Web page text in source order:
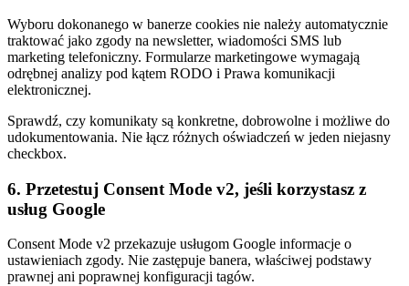
Wyboru dokonanego w banerze cookies nie należy automatycznie
traktować jako zgody na newsletter, wiadomości SMS lub
marketing telefoniczny. Formularze marketingowe wymagają
odrębnej analizy pod kątem RODO i Prawa komunikacji
elektronicznej.
Sprawdź, czy komunikaty są konkretne, dobrowolne i możliwe do
udokumentowania. Nie łącz różnych oświadczeń w jeden niejasny
checkbox.
6. Przetestuj Consent Mode v2, jeśli korzystasz z
usług Google
Consent Mode v2 przekazuje usługom Google informacje o
ustawieniach zgody. Nie zastępuje banera, właściwej podstawy
prawnej ani poprawnej konfiguracji tagów.